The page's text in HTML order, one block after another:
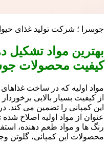
جوسرا ؛ شرکت تولید غذای
بهترین مواد
کیفیت محصولات
از کیفیت بسیار بالایی
این کمپانی را تضمین می کند.
عنوان از مواد اولیه اصلاح شده
رنگ ها و مواد طعم دهنده،
محصولات این کمپانی، گلوتن